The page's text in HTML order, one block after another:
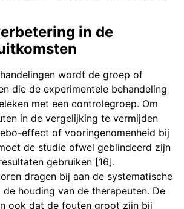
in de
wordt de groep of
die de experimentele behandeling
met een controlegroep. Om
in de vergelijking te vermijden
effect of vooringenomenheid bij
de studie ofwel geblindeerd zijn
gebruiken [16].
dragen bij aan de systematische
houding van de therapeuten. De
ook dat de fouten groot zijn bij